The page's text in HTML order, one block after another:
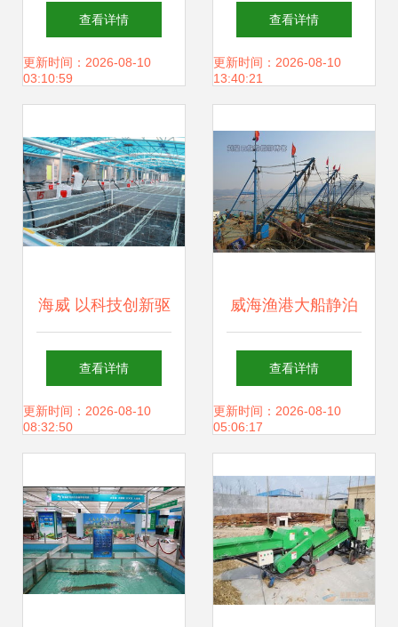
大 畜牧渔业饲料销
售迎结构性机遇与
查看详情
更新时间：2026-08-10
03:10:59
提供担保的关联交
易公告——深化饲
查看详情
更新时间：2026-08-10
13:40:21
海威 以科技创新驱
动渔业种业振兴，
年销售额达1.2亿元
查看详情
更新时间：2026-08-10
08:32:50
威海渔港大船静泊
油贵鱼少，渔民生
计困局下的产业链
查看详情
更新时间：2026-08-10
05:06:17